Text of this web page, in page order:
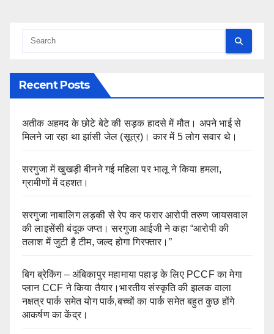
Recent Posts
अतीक अहमद के छोटे बेटे की सड़क हादसे में मौत। अपने भाई से
मिलने जा रहा था झांसी जेल (सूत्र)। कार में 5 लोग सवार थे।
सरगुजा में खुखड़ी बीनने गई महिला पर भालू ने किया हमला,
ग्रामीणों में दहशत।
सरगुजा नाबालिग लड़की से रेप कर फरार आरोपी तरुण जायसवाल
की लाइसेंसी बंदूक जप्त। सरगुजा आईजी ने कहा “आरोपी की
तलाश में जुटी है टीम, जल्द होगा गिरफ्तार।”
बिग ब्रेकिंग – अंबिकापुर महामाया पहाड़ के लिए PCCF का मेगा
प्लान CCF ने किया तैयार।भारतीय संस्कृति की झलक वाला
नक्षत्र पार्क समेत योग पार्क,बच्चों का पार्क समेत बहुत कुछ होंगे
आकर्षण का केंद्र।